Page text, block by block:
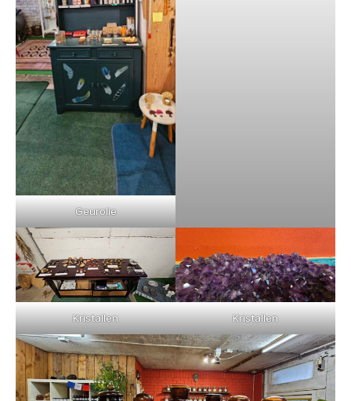
Geurolie
Kristallen Kristallen